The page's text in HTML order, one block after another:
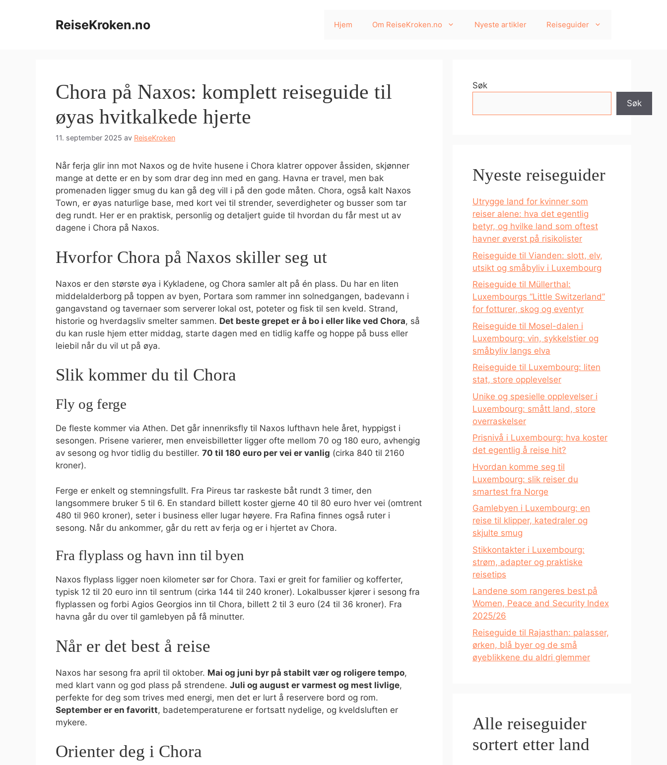
ReiseKroken.no Hjem Om ReiseKroken.no Nyeste artikler Reiseguider
Chora på Naxos: komplett reiseguide til
øyas hvitkalkede hjerte
11. september 2025 av ReiseKroken
Når ferja glir inn mot Naxos og de hvite husene i Chora klatrer oppover åssiden, skjønner
mange at dette er en by som drar deg inn med en gang. Havna er travel, men bak
promenaden ligger smug du kan gå deg vill i på den gode måten. Chora, også kalt Naxos
Town, er øyas naturlige base, med kort vei til strender, severdigheter og busser som tar
deg rundt. Her er en praktisk, personlig og detaljert guide til hvordan du får mest ut av
dagene i Chora på Naxos.
Hvorfor Chora på Naxos skiller seg ut
Naxos er den største øya i Kykladene, og Chora samler alt på én plass. Du har en liten
middelalderborg på toppen av byen, Portara som rammer inn solnedgangen, badevann i
gangavstand og tavernaer som serverer lokal ost, poteter og fisk til sen kveld. Strand,
historie og hverdagsliv smelter sammen. Det beste grepet er å bo i eller like ved Chora, så
du kan rusle hjem etter middag, starte dagen med en tidlig kaffe og hoppe på buss eller
leiebil når du vil ut på øya.
Slik kommer du til Chora
Fly og ferge
De fleste kommer via Athen. Det går innenriksfly til Naxos lufthavn hele året, hyppigst i
sesongen. Prisene varierer, men enveisbilletter ligger ofte mellom 70 og 180 euro, avhengig
av sesong og hvor tidlig du bestiller. 70 til 180 euro per vei er vanlig (cirka 840 til 2160
kroner).
Ferge er enkelt og stemningsfullt. Fra Pireus tar raskeste båt rundt 3 timer, den
langsommere bruker 5 til 6. En standard billett koster gjerne 40 til 80 euro hver vei (omtrent
480 til 960 kroner), seter i business eller lugar høyere. Fra Rafina finnes også ruter i
sesong. Når du ankommer, går du rett av ferja og er i hjertet av Chora.
Fra flyplass og havn inn til byen
Naxos flyplass ligger noen kilometer sør for Chora. Taxi er greit for familier og kofferter,
typisk 12 til 20 euro inn til sentrum (cirka 144 til 240 kroner). Lokalbusser kjører i sesong fra
flyplassen og forbi Agios Georgios inn til Chora, billett 2 til 3 euro (24 til 36 kroner). Fra
havna går du over til gamlebyen på få minutter.
Når er det best å reise
Naxos har sesong fra april til oktober. Mai og juni byr på stabilt vær og roligere tempo,
med klart vann og god plass på strendene. Juli og august er varmest og mest livlige,
perfekte for deg som trives med energi, men det er lurt å reservere bord og rom.
September er en favoritt, badetemperaturene er fortsatt nydelige, og kveldsluften er
mykere.
Orienter deg i Chora
Søk
Søk
Nyeste reiseguider
Utrygge land for kvinner som
reiser alene: hva det egentlig
betyr, og hvilke land som oftest
havner øverst på risikolister
Reiseguide til Vianden: slott, elv,
utsikt og småbyliv i Luxembourg
Reiseguide til Müllerthal:
Luxembourgs “Little Switzerland”
for fotturer, skog og eventyr
Reiseguide til Mosel-dalen i
Luxembourg: vin, sykkelstier og
småbyliv langs elva
Reiseguide til Luxembourg: liten
stat, store opplevelser
Unike og spesielle opplevelser i
Luxembourg: smått land, store
overraskelser
Prisnivå i Luxembourg: hva koster
det egentlig å reise hit?
Hvordan komme seg til
Luxembourg: slik reiser du
smartest fra Norge
Gamlebyen i Luxembourg: en
reise til klipper, katedraler og
skjulte smug
Stikkontakter i Luxembourg:
strøm, adapter og praktiske
reisetips
Landene som rangeres best på
Women, Peace and Security Index
2025/26
Reiseguide til Rajasthan: palasser,
ørken, blå byer og de små
øyeblikkene du aldri glemmer
Alle reiseguider
sortert etter land